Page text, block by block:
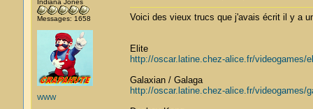
Indiana Jones
Messages: 1658
WWW
Voici des vieux trucs que j'avais écrit il y a
Elite
http://oscar.latine.chez-alice.fr/videogames/
Galaxian / Galaga
http://oscar.latine.chez-alice.fr/videogames/